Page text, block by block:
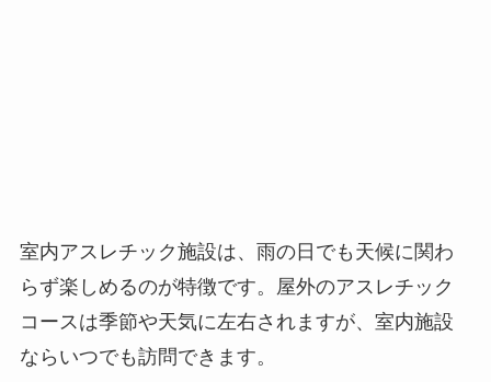
室内アスレチック施設は、雨の日でも天候に関わ
らず楽しめるのが特徴です。屋外のアスレチック
コースは季節や天気に左右されますが、室内施設
ならいつでも訪問できます。